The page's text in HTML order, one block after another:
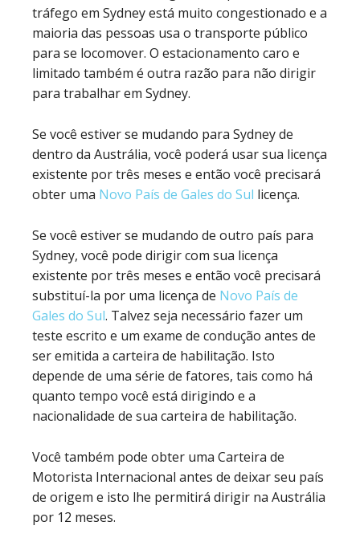
tráfego em Sydney está muito congestionado e a
maioria das pessoas usa o transporte público
para se locomover. O estacionamento caro e
limitado também é outra razão para não dirigir
para trabalhar em Sydney.
Se você estiver se mudando para Sydney de
dentro da Austrália, você poderá usar sua licença
existente por três meses e então você precisará
obter uma Novo País de Gales do Sul licença.
Se você estiver se mudando de outro país para
Sydney, você pode dirigir com sua licença
existente por três meses e então você precisará
substituí-la por uma licença de Novo País de
Gales do Sul. Talvez seja necessário fazer um
teste escrito e um exame de condução antes de
ser emitida a carteira de habilitação. Isto
depende de uma série de fatores, tais como há
quanto tempo você está dirigindo e a
nacionalidade de sua carteira de habilitação.
Você também pode obter uma Carteira de
Motorista Internacional antes de deixar seu país
de origem e isto lhe permitirá dirigir na Austrália
por 12 meses.